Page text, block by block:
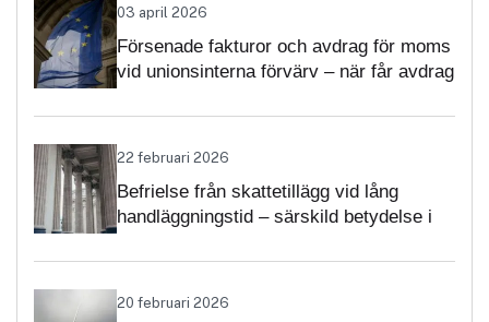
03 april 2026
Försenade fakturor och avdrag för moms
vid unionsinterna förvärv – när får avdrag
22 februari 2026
Befrielse från skattetillägg vid lång
handläggningstid – särskild betydelse i
20 februari 2026